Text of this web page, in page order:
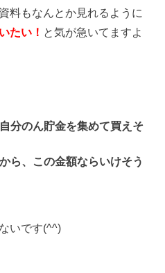
料もなんとか見れるように
たい！ と気が急いてますよ
分のん貯金を集めて買えそ
ら、この金額ならいけそう
いです(^^)